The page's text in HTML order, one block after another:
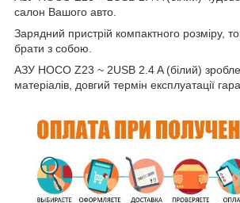
салон Вашого авто.
Зарядний пристрій компактного розміру,
брати з собою.
АЗУ HOCO Z23 ~ 2USB 2.4 A (білий)
матеріалів, довгий термін експлуатації